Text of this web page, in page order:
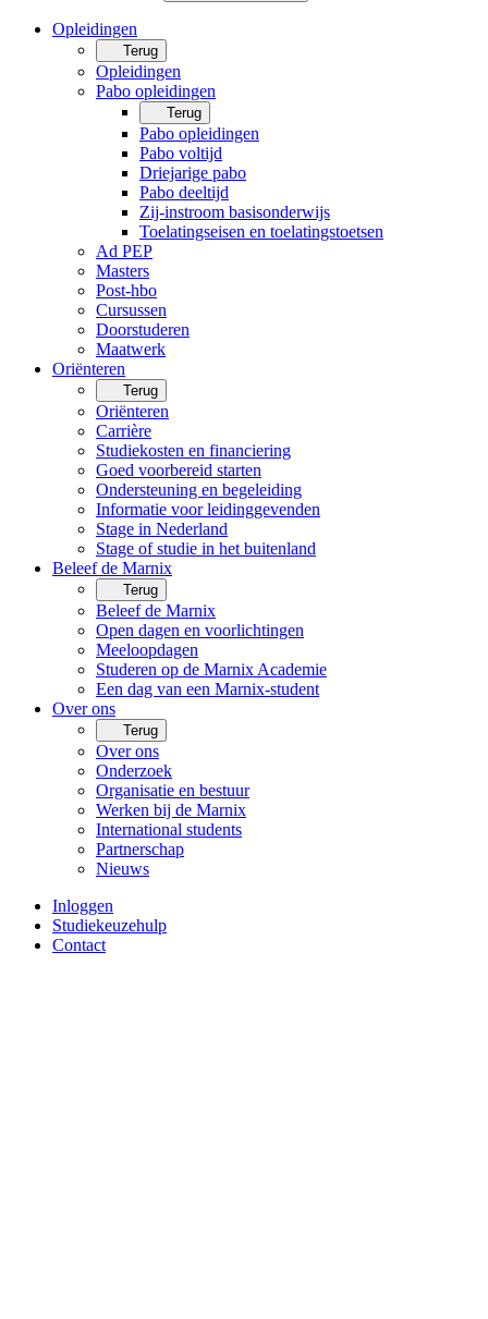
Opleidingen
Terug
Opleidingen
Pabo opleidingen
Terug
Pabo opleidingen
Pabo voltijd
Driejarige pabo
Pabo deeltijd
Zij-instroom basisonderwijs
Toelatingseisen en toelatingstoetsen
Ad PEP
Masters
Post-hbo
Cursussen
Doorstuderen
Maatwerk
Oriënteren
Terug
Oriënteren
Carrière
Studiekosten en financiering
Goed voorbereid starten
Ondersteuning en begeleiding
Informatie voor leidinggevenden
Stage in Nederland
Stage of studie in het buitenland
Beleef de Marnix
Terug
Beleef de Marnix
Open dagen en voorlichtingen
Meeloopdagen
Studeren op de Marnix Academie
Een dag van een Marnix-student
Over ons
Terug
Over ons
Onderzoek
Organisatie en bestuur
Werken bij de Marnix
International students
Partnerschap
Nieuws
Inloggen
Studiekeuzehulp
Contact